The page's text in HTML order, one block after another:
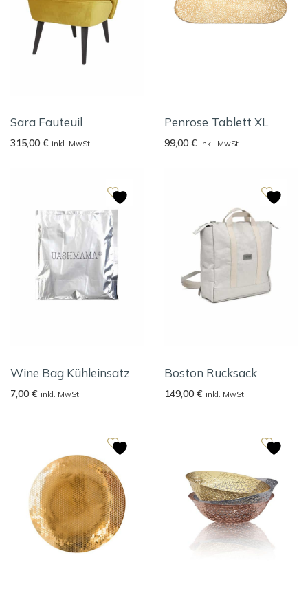
Sara Fauteuil
315,00 € inkl. MwSt.
Penrose Tablett XL
99,00 € inkl. MwSt.
Wine Bag Kühleinsatz
7,00 € inkl. MwSt.
Boston Rucksack
149,00 € inkl. MwSt.